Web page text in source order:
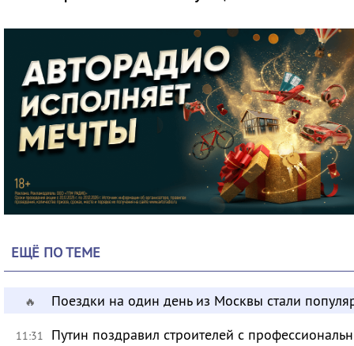
ЕЩЁ ПО ТЕМЕ
🔥 Поездки на один день из Москвы стали
11:31 Путин поздравил строителей с